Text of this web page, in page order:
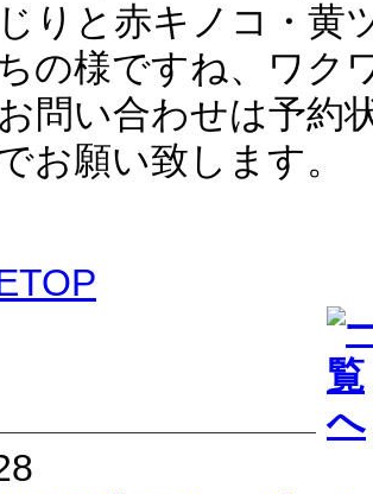
りと赤キノコ・黄
の様ですね、ワク
問い合わせは予約
お願い致します。